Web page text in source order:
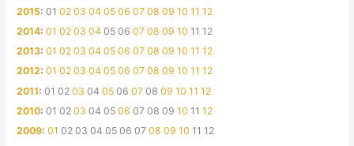
2015:01 02 03 04 05 06 07 08 09 10 11 12
2014:01 02 03 04 05 06 07 08 09 10 11 12
2013:01 02 03 04 05 06 07 08 09 10 11 12
2012:01 02 03 04 05 06 07 08 09 10 11 12
2011:01 02 03 04 05 06 07 08 09 10 11 12
2010:01 02 03 04 05 06 07 08 09 10 11 12
2009:01 02 03 04 05 06 07 08 09 10 11 12